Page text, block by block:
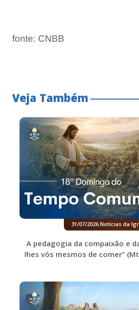
fonte: CNBB
Veja Também
31/07/2026.Notícias da
A pedagogia da compaixão e
lhes vós mesmos de comer”